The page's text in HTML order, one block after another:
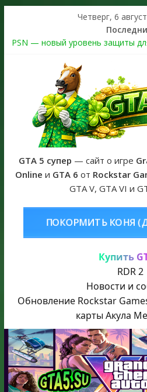
Четверг, 6
PSN — новый уровень защиты
The Kortz Center Heist выйдет в
Регистрация в Rockstar Games
как зарегистрировать аккаунт
Получайте особые награды в
Fine Art Collector
GTA 6 официальная обложка
Auto VI
GTA 5 супер — сайт о игре
Online и GTA 6 от Rockstar
GTA V, GTA VI и
(ДОНАТ)
Купить
RDR 2
Новости и
Обновление Rockstar
карты Акула